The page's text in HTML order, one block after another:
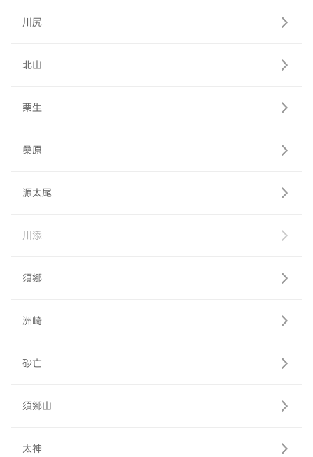
川尻
北山
栗生
桑原
源太尾
川添
須郷
洲崎
砂亡
須郷山
太神